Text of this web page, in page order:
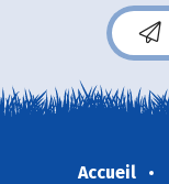
Accueil